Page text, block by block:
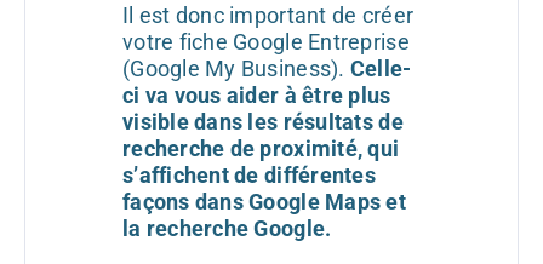
Il est donc important de créer
votre fiche Google Entreprise
(Google My Business). Celle-
ci va vous aider à être plus
visible dans les résultats de
recherche de proximité, qui
s’affichent de différentes
façons dans Google Maps et
la recherche Google.